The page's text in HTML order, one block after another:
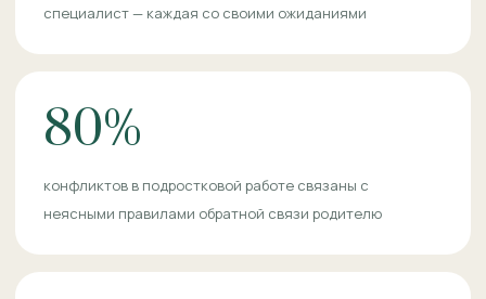
специалист — каждая со своими ожиданиями
80%
конфликтов в подростковой работе связаны с
неясными правилами обратной связи родителю